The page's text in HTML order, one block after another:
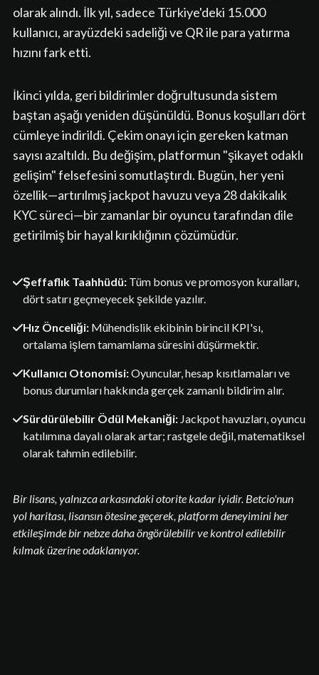
olarak alındı. İlk yıl, sadece Türkiye'deki 15.000
kullanıcı, arayüzdeki sadeliği ve QR ile para yatırma
hızını fark etti.
İkinci yılda, geri bildirimler doğrultusunda sistem
baştan aşağı yeniden düşünüldü. Bonus koşulları dört
cümleye indirildi. Çekim onayı için gereken katman
sayısı azaltıldı. Bu değişim, platformun "şikayet odaklı
gelişim" felsefesini somutlaştırdı. Bugün, her yeni
özellik—artırılmış jackpot havuzu veya 28 dakikalık
KYC süreci—bir zamanlar bir oyuncu tarafından dile
getirilmiş bir hayal kırıklığının çözümüdür.
Şeffaflık Taahhüdü:Tüm bonus ve promosyon kuralları,
dört satırı geçmeyecek şekilde yazılır.
Hız Önceliği:Mühendislik ekibinin birincil KPI'sı,
ortalama işlem tamamlama süresini düşürmektir.
Kullanıcı Otonomisi:Oyuncular, hesap kısıtlamaları ve
bonus durumları hakkında gerçek zamanlı bildirim alır.
Sürdürülebilir Ödül Mekaniği:Jackpot havuzları, oyuncu
katılımına dayalı olarak artar; rastgele değil, matematiksel
olarak tahmin edilebilir.
Bir lisans, yalnızca arkasındaki otorite kadar iyidir. Betcio'nun
yol haritası, lisansın ötesine geçerek, platform deneyimini her
etkileşimde bir nebze daha öngörülebilir ve kontrol edilebilir
kılmak üzerine odaklanıyor.